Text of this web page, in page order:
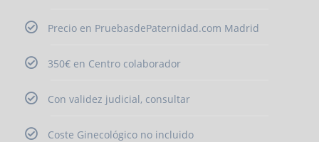
Precio en PruebasdePaternidad.com Madrid
350€ en Centro colaborador
Con validez judicial, consultar
Coste Ginecológico no incluido